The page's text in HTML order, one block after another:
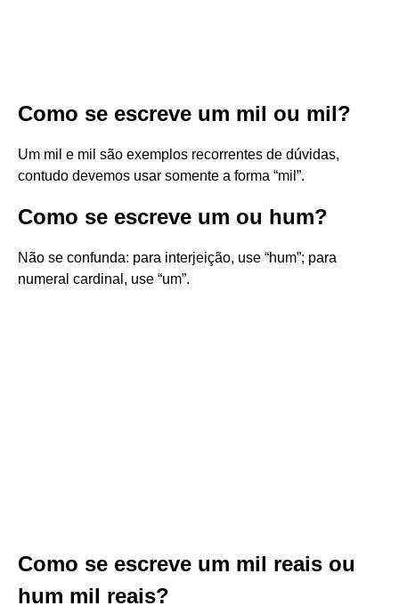
Como se escreve um mil ou mil?
Um mil e mil são exemplos recorrentes de dúvidas,
contudo devemos usar somente a forma “mil”.
Como se escreve um ou hum?
Não se confunda: para interjeição, use “hum”; para
numeral cardinal, use “um”.
Como se escreve um mil reais ou
hum mil reais?